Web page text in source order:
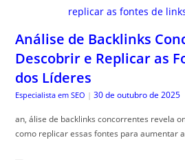
Análise de Backlinks
Descobrir e Replicar as
dos Líderes
Especialista em SEO | 30 de outubro de 2025
an, álise de backlinks concorrentes revela
como replicar essas fontes para aumentar